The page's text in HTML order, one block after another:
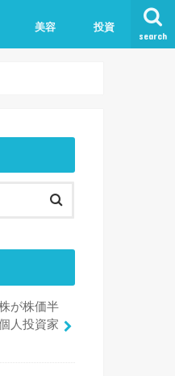
search
美容 投資
が株価半
人投資家